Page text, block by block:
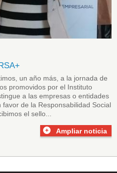
un año más, a la jornada de
promovidos por el Instituto
a las empresas o entidades
de la Responsabilidad Social
el sello...
Ampliar noticia